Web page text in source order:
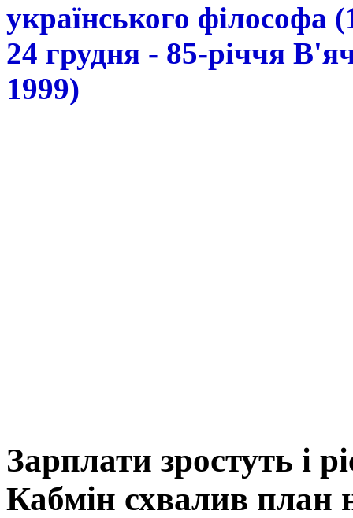
українського філософа
24 грудня - 85-річчя
1999)
Зарплати зростуть i
Кабмін схвалив план